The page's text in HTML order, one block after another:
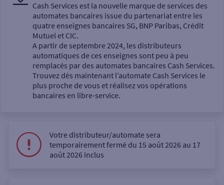
Sélectionnez votre recherche
Un service
Autour de moi
Cash Services est la nouvelle marque de services des
automates bancaires issue du partenariat entre les
quatre enseignes bancaires SG, BNP Paribas, Crédit
Mutuel et CIC.
A partir de septembre 2024, les distributeurs
automatiques de ces enseignes sont peu à peu
remplacés par des automates bancaires Cash Services.
Trouvez dès maintenant l’automate Cash Services le
plus proche de vous et réalisez vos opérations
bancaires en libre-service.
Votre distributeur/automate sera
temporairement fermé du 15 août 2026 au 17
août 2026 inclus